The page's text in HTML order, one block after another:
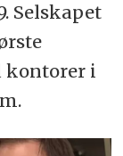
Selskapet
kontorer i